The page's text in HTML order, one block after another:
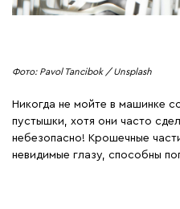
Фото: Pavol Tancibok / Unsplash
Никогда не мойте в машинке
пустышки, хотя они часто
небезопасно! Крошечные
невидимые глазу, способны